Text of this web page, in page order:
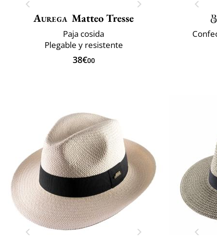
Aurega Matteo Tresse
Paja cosida
Plegable y resistente
38€00